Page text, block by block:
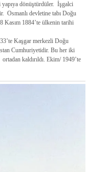
dönüştürdüler. İşgalci
Osmanlı devletine tabı Doğu
Kasım 1884’te ülkenin tarihi
Kaşgar merkezli Doğu
Cumhuriyetidir. Bu her iki
kaldırıldı. Ekim/ 1949’te